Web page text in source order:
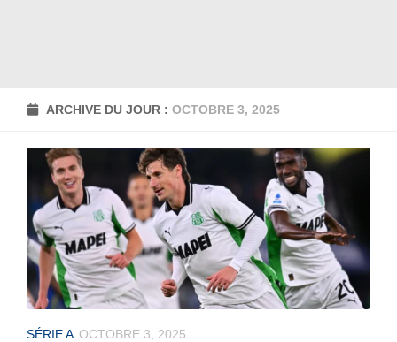
ARCHIVE DU JOUR : OCTOBRE 3, 2025
SÉRIE A OCTOBRE 3, 2025